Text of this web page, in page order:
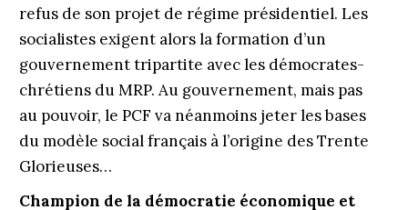
refus de son projet de régime présidentiel. Les
socialistes exigent alors la formation d’un
gouvernement tripartite avec les démocrates-
chrétiens du MRP. Au gouvernement, mais pas
au pouvoir, le PCF va néanmoins jeter les bases
du modèle social français à l’origine des Trente
Glorieuses…
Champion de la démocratie économique et